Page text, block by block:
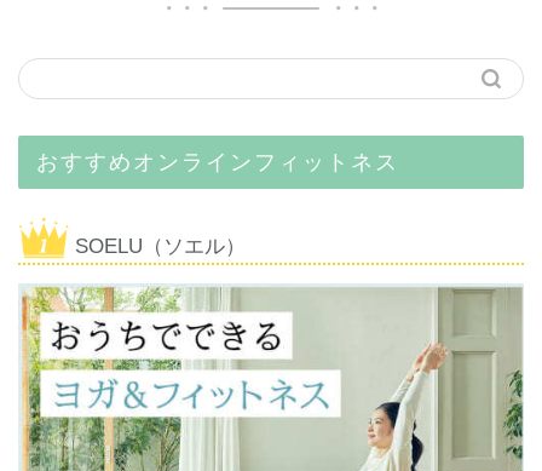
おすすめオンラインフィットネス
SOELU（ソエル）